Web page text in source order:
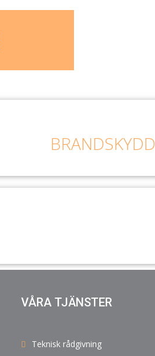
BRANDSKYDD
VÅRA TJÄNSTER
Teknisk rådgivning